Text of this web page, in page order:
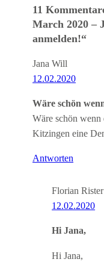
11
March 2020 –
anmelden!“
Jana Will
12.02.2020
Wäre schön
Wäre schön
Kitzingen eine
Antworten
Florian Rister
12.02.2020
Hi Jana,
Hi Jana,